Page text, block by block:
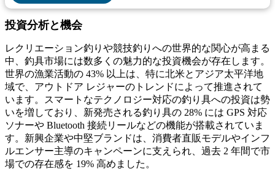
投資分析と機会
レクリエーション釣りや競技釣りへの世界的な関心が高まる
中、釣具市場には数多くの魅力的な投資機会が存在します。
世界の漁業活動の 43% 以上は、特に北米とアジア太平洋地
域で、アウトドア レジャーのトレンドによって推進されて
います。スマートなテクノロジー対応の釣り具への投資は勢
いを増しており、新発売される釣り具の 28% には GPS 対応
ソナーや Bluetooth 接続リールなどの機能が搭載されていま
す。新興企業や中堅ブランドは、消費者直販モデルやインフ
ルエンサー主導のキャンペーンに支えられ、過去 2 年間で市
場での存在感を 19% 高めました。